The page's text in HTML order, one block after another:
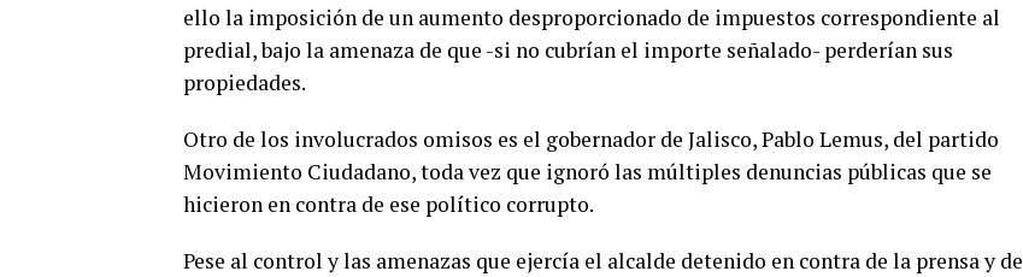
ello la imposición de un aumento desproporcionado de impuestos correspondiente al
predial, bajo la amenaza de que -si no cubrían el importe señalado- perderían sus
propiedades.
Otro de los involucrados omisos es el gobernador de Jalisco, Pablo Lemus, del partido
Movimiento Ciudadano, toda vez que ignoró las múltiples denuncias públicas que se
hicieron en contra de ese político corrupto.
Pese al control y las amenazas que ejercía el alcalde detenido en contra de la prensa y de